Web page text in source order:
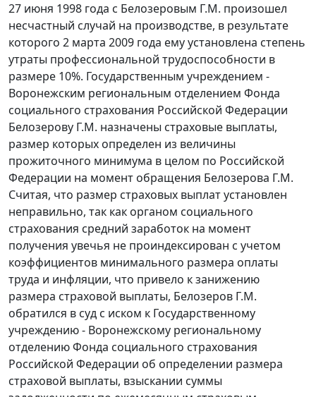
27 июня 1998 года с Белозеровым Г.М. произошел
несчастный случай на производстве, в результате
которого 2 марта 2009 года ему установлена степень
утраты профессиональной трудоспособности в
размере 10%. Государственным учреждением -
Воронежским региональным отделением Фонда
социального страхования Российской Федерации
Белозерову Г.М. назначены страховые выплаты,
размер которых определен из величины
прожиточного минимума в целом по Российской
Федерации на момент обращения Белозерова Г.М.
Считая, что размер страховых выплат установлен
неправильно, так как органом социального
страхования средний заработок на момент
получения увечья не проиндексирован с учетом
коэффициентов минимального размера оплаты
труда и инфляции, что привело к занижению
размера страховой выплаты, Белозеров Г.М.
обратился в суд с иском к Государственному
учреждению - Воронежскому региональному
отделению Фонда социального страхования
Российской Федерации об определении размера
страховой выплаты, взыскании суммы